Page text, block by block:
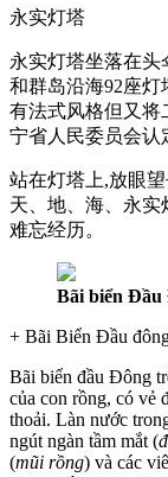
永实灯塔
永实灯塔坐落在头
和群岛沿海92座灯
有法式风格但又将
宁省人民委员会认
站在灯塔上,放眼
天、地、海、永实
难忘经历。
Bãi biển Đầu
+ Bãi Biển Đầu
Bãi biển đầu Đông
của con rồng, có vẻ
thoải. Làn nước
ngút ngàn tầm mắt (
(mũi rồng) và các